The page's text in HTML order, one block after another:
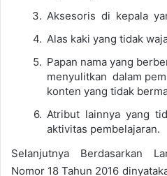
Aksesoris di kepala
Alas kaki yang tidak
Papan nama yang
menyulitkan dalam
konten yang tidak
Atribut lainnya yang
aktivitas pembelajaran.
Selanjutnya Berdasarkan
Nomor 18 Tahun 2016